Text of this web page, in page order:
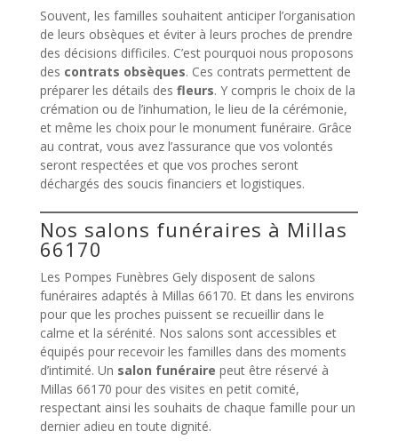
Souvent, les familles souhaitent anticiper l’organisation
de leurs obsèques et éviter à leurs proches de prendre
des décisions difficiles. C’est pourquoi nous proposons
des contrats obsèques. Ces contrats permettent de
préparer les détails des fleurs. Y compris le choix de la
crémation ou de l’inhumation, le lieu de la cérémonie,
et même les choix pour le monument funéraire. Grâce
au contrat, vous avez l’assurance que vos volontés
seront respectées et que vos proches seront
déchargés des soucis financiers et logistiques.
Nos salons funéraires à Millas
66170
Les Pompes Funèbres Gely disposent de salons
funéraires adaptés à Millas 66170. Et dans les environs
pour que les proches puissent se recueillir dans le
calme et la sérénité. Nos salons sont accessibles et
équipés pour recevoir les familles dans des moments
d’intimité. Un salon funéraire peut être réservé à
Millas 66170 pour des visites en petit comité,
respectant ainsi les souhaits de chaque famille pour un
dernier adieu en toute dignité.